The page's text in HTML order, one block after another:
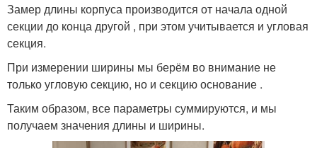
Замер длины корпуса производится от начала одной
секции до конца другой , при этом учитывается и угловая
секция.
При измерении ширины мы берём во внимание не
только угловую секцию, но и секцию основание .
Таким образом, все параметры суммируются, и мы
получаем значения длины и ширины.